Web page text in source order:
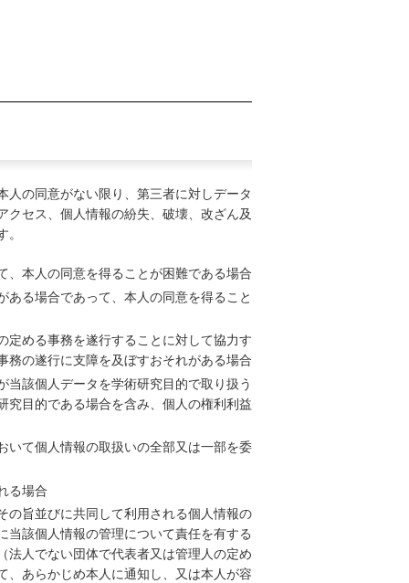
人の同意がない限り、第三者に対しデータ
クセス、個人情報の紛失、破壊、改ざん及
。
、本人の同意を得ることが困難である場合
る場合であって、本人の同意を得ること
定める事務を遂行することに対して協力す
務の遂行に支障を及ぼすおそれがある場合
該個人データを学術研究目的で取り扱う
究目的である場合を含み、個人の権利利益
いて個人情報の取扱いの全部又は一部を委
る場合
の旨並びに共同して利用される個人情報の
当該個人情報の管理について責任を有する
法人でない団体で代表者又は管理人の定め
、あらかじめ本人に通知し、又は本人が容